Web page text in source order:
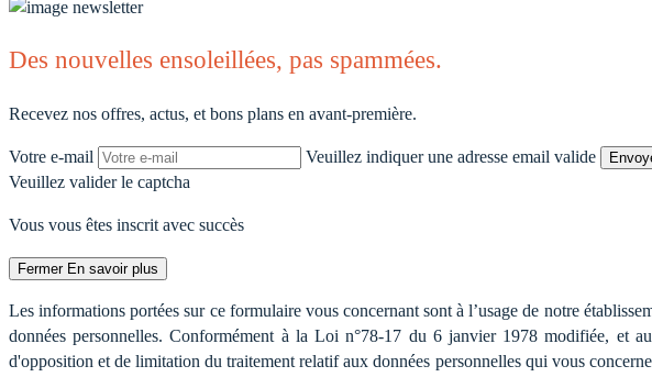
Des nouvelles ensoleillées, pas spammées.
Recevez nos offres, actus, et bons plans en avant-première.
Votre e-mail Veuillez indiquer une adresse email valide
Veuillez valider le captcha
Vous vous êtes inscrit avec succès
Fermer En savoir plus
Les informations portées sur ce formulaire vous concernant sont à l’usage de notre
données personnelles. Conformément à la Loi n°78-17 du 6 janvier 1978 modifiée, et
d'opposition et de limitation du traitement relatif aux données personnelles qui vous